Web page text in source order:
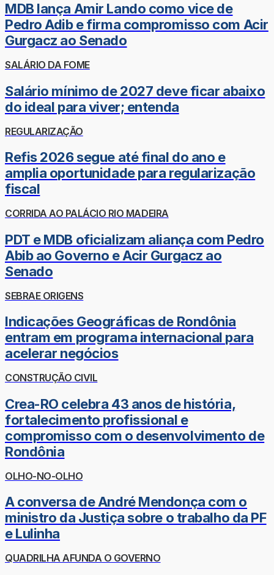
MDB lança Amir Lando como vice de
Pedro Adib e firma compromisso com Acir
Gurgacz ao Senado
SALÁRIO DA FOME
Salário mínimo de 2027 deve ficar abaixo
do ideal para viver; entenda
REGULARIZAÇÃO
Refis 2026 segue até final do ano e
amplia oportunidade para regularização
fiscal
CORRIDA AO PALÁCIO RIO MADEIRA
PDT e MDB oficializam aliança com Pedro
Abib ao Governo e Acir Gurgacz ao
Senado
SEBRAE ORIGENS
Indicações Geográficas de Rondônia
entram em programa internacional para
acelerar negócios
CONSTRUÇÃO CIVIL
Crea-RO celebra 43 anos de história,
fortalecimento profissional e
compromisso com o desenvolvimento de
Rondônia
OLHO-NO-OLHO
A conversa de André Mendonça com o
ministro da Justiça sobre o trabalho da PF
e Lulinha
QUADRILHA AFUNDA O GOVERNO